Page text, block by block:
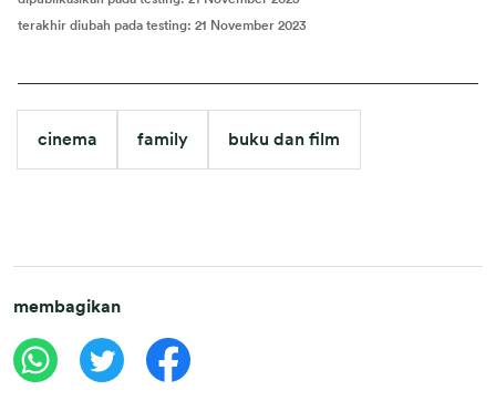
terakhir diubah pada testing: 21 November 2023
cinema family buku dan film
membagikan